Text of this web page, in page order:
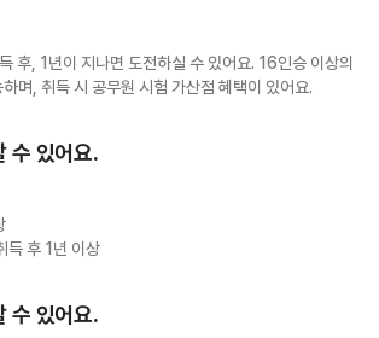
후, 1년이 지나면 도전하실 수 있어요. 16인승 이상의
며, 취득 시 공무원 시험 가산점 혜택이 있어요.
수 있어요.
득 후 1년 이상
수 있어요.